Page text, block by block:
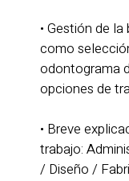
• Gestión de
como
odontograma
opciones de
• Breve
trabajo:
/ Diseño /